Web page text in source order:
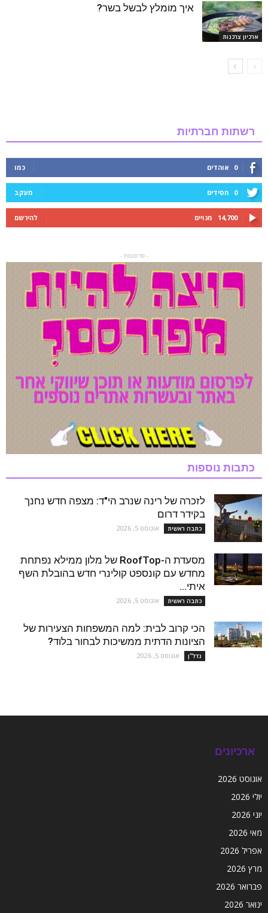
ארכיון צרכנות
איך מומלץ לבשל בשר?
רשתות חברתיות
0 אוהדים כמו
0 חסידים מעקב
14,700 מנויים להירשם
- פרסומת -
כתבות נוספות
לזכרה של רינה שנרב הי"ד: מצפה חדש נחנך
בקידר דרום
כתבה ראשית אוגוסט 5, 2026
מסעדת ה-RoofTop של מלון ממילא נפתחת
מחדש עם קונספט קולינרי חדש בהובלת השף
איתי...
כתבה ראשית אוגוסט 5, 2026
הכי קרוב לבית: למה המשפחות הצעירות של
הציונות הדתית ממשיכות לבחור בלוד?
נדל''ן אוגוסט 5, 2026
ארכיונים
אוגוסט 2026
יולי 2026
יוני 2026
מאי 2026
אפריל 2026
מרץ 2026
פברואר 2026
ינואר 2026